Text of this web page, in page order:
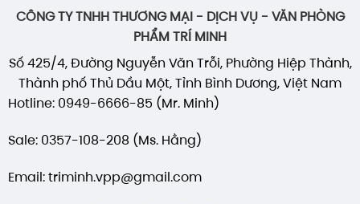
CÔNG TY TNHH THƯƠNG MẠI - DỊCH VỤ - VĂN PHÒNG
PHẨM TRÍ MINH
Số 425/4, Đường Nguyễn Văn Trỗi, Phường Hiệp Thành,
Thành phố Thủ Dầu Một, Tỉnh Bình Dương, Việt Nam
Hotline: 0949-6666-85 (Mr. Minh)
Sale: 0357-108-208 (Ms. Hằng)
Email: triminh.vpp@gmail.com